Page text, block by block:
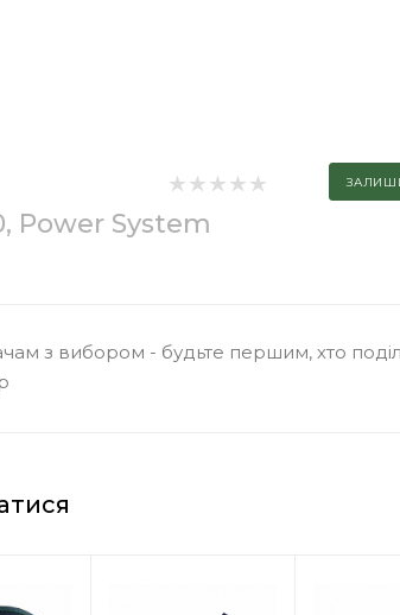
Power System
з вибором - будьте першим, хто